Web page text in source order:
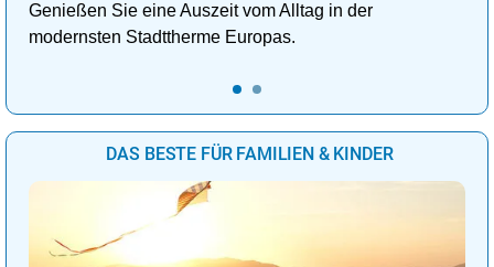
Genießen Sie eine Auszeit vom Alltag in der
modernsten Stadttherme Europas.
DAS BESTE FÜR FAMILIEN & KINDER